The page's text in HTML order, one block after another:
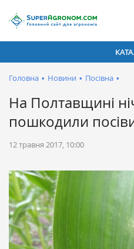
Головна • Новини • Посівна •
На Полтавщині
пошкодили
12 травня 2017, 10:00